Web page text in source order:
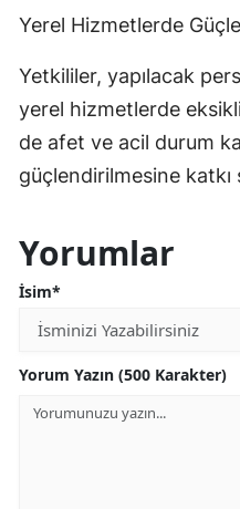
Yerel Hizmetlerde
Yetkililer, yapılacak
yerel hizmetlerde
de afet ve acil durum
güçlendirilmesine katkı
Yorumlar
İsim*
Yorum Yazın (500 Karakter)